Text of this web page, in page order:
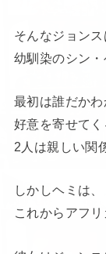
そんなジョンス
幼馴染のシン・
最初は誰だか
好意を寄せてく
2人は親しい関
しかしヘミは、
これからアフ